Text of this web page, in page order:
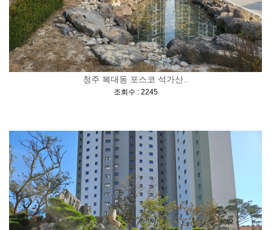
청주 복대동 포스코 석가산..
조회수 : 2245]